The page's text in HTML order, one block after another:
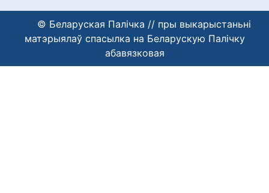
© Беларуская Палічка // пры выкарыстаньні
матэрыялаў спасылка на Беларускую Палічку
абавязковая